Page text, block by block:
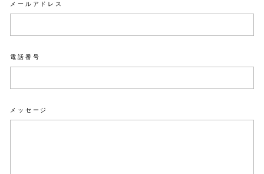
メールアドレス
電話番号
メッセージ